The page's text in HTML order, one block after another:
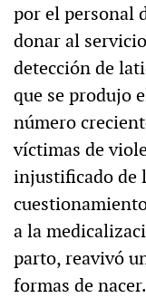
por el personal
donar al
detección de
que se produjo
número
víctimas de
injustificado de
a la
parto, reavivó
formas de nacer.